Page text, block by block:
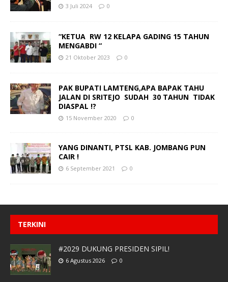
3 Juli 2024 0
“KETUA RW 12 KELAPA GADING 15 TAHUN
MENGABDI “
21 Oktober 2023 0
PAK BUPATI LAMTENG,APA BAPAK TAHU
JALAN DI SRITEJO SUDAH 30 TAHUN TIDAK
DIASPAL !?
15 November 2020 0
YANG DINANTI, PTSL KAB. JOMBANG PUN
CAIR !
6 September 2021 0
TERKINI
#2029 DUKUNG PRESIDEN SIPIL!
6 Agustus 2026 0